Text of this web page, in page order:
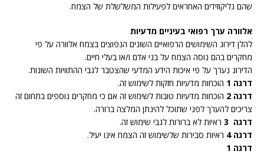
שהם גליקוזידים האחראים לפעילות המשלשלת של הצמח.
אלוורה ערך רפואי בעיניים מדעיות
להלן דירוג השימושים הרפואיים השונים הנפוצים בצמח אלוורה על פי
מחקרים בהם נוסה הצמח על בני אדם ו/או בעלי חיים.
הדירוג נערך על פי איכות הידע המדעי שהצטבר לגבי ההתוויות השונות.
דרגה 1
הוכחות מדעיות חזקות לשימוש זה.
דרגה 2
הוכחות מדעיות טובות לשימוש זה אם כי מחקרים נוספים בתחום זה
צריכים להערך לפני שתוכל להינתן המלצה ברורה.
דרגה 3
ראיות לא ברורות לגבי שימוש זה.
דרגה 4
ראיות סבירות שלשימוש זה הצמח אינו יעיל.
דרגה 1